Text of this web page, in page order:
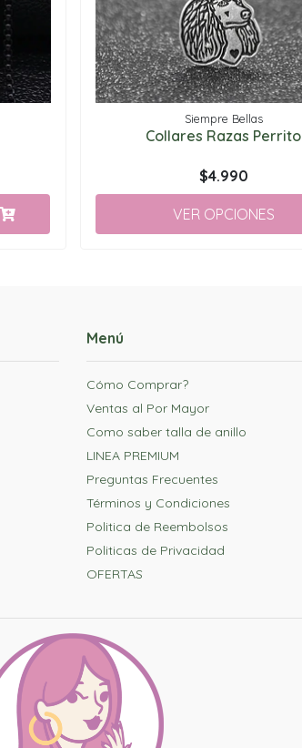
Siempre Bellas
Collares Razas Perrito
$4.990
VER OPCIONES
Menú
Cómo Comprar?
Ventas al Por Mayor
Como saber talla de anillo
LINEA PREMIUM
Preguntas Frecuentes
Términos y Condiciones
Politica de Reembolsos
Politicas de Privacidad
OFERTAS